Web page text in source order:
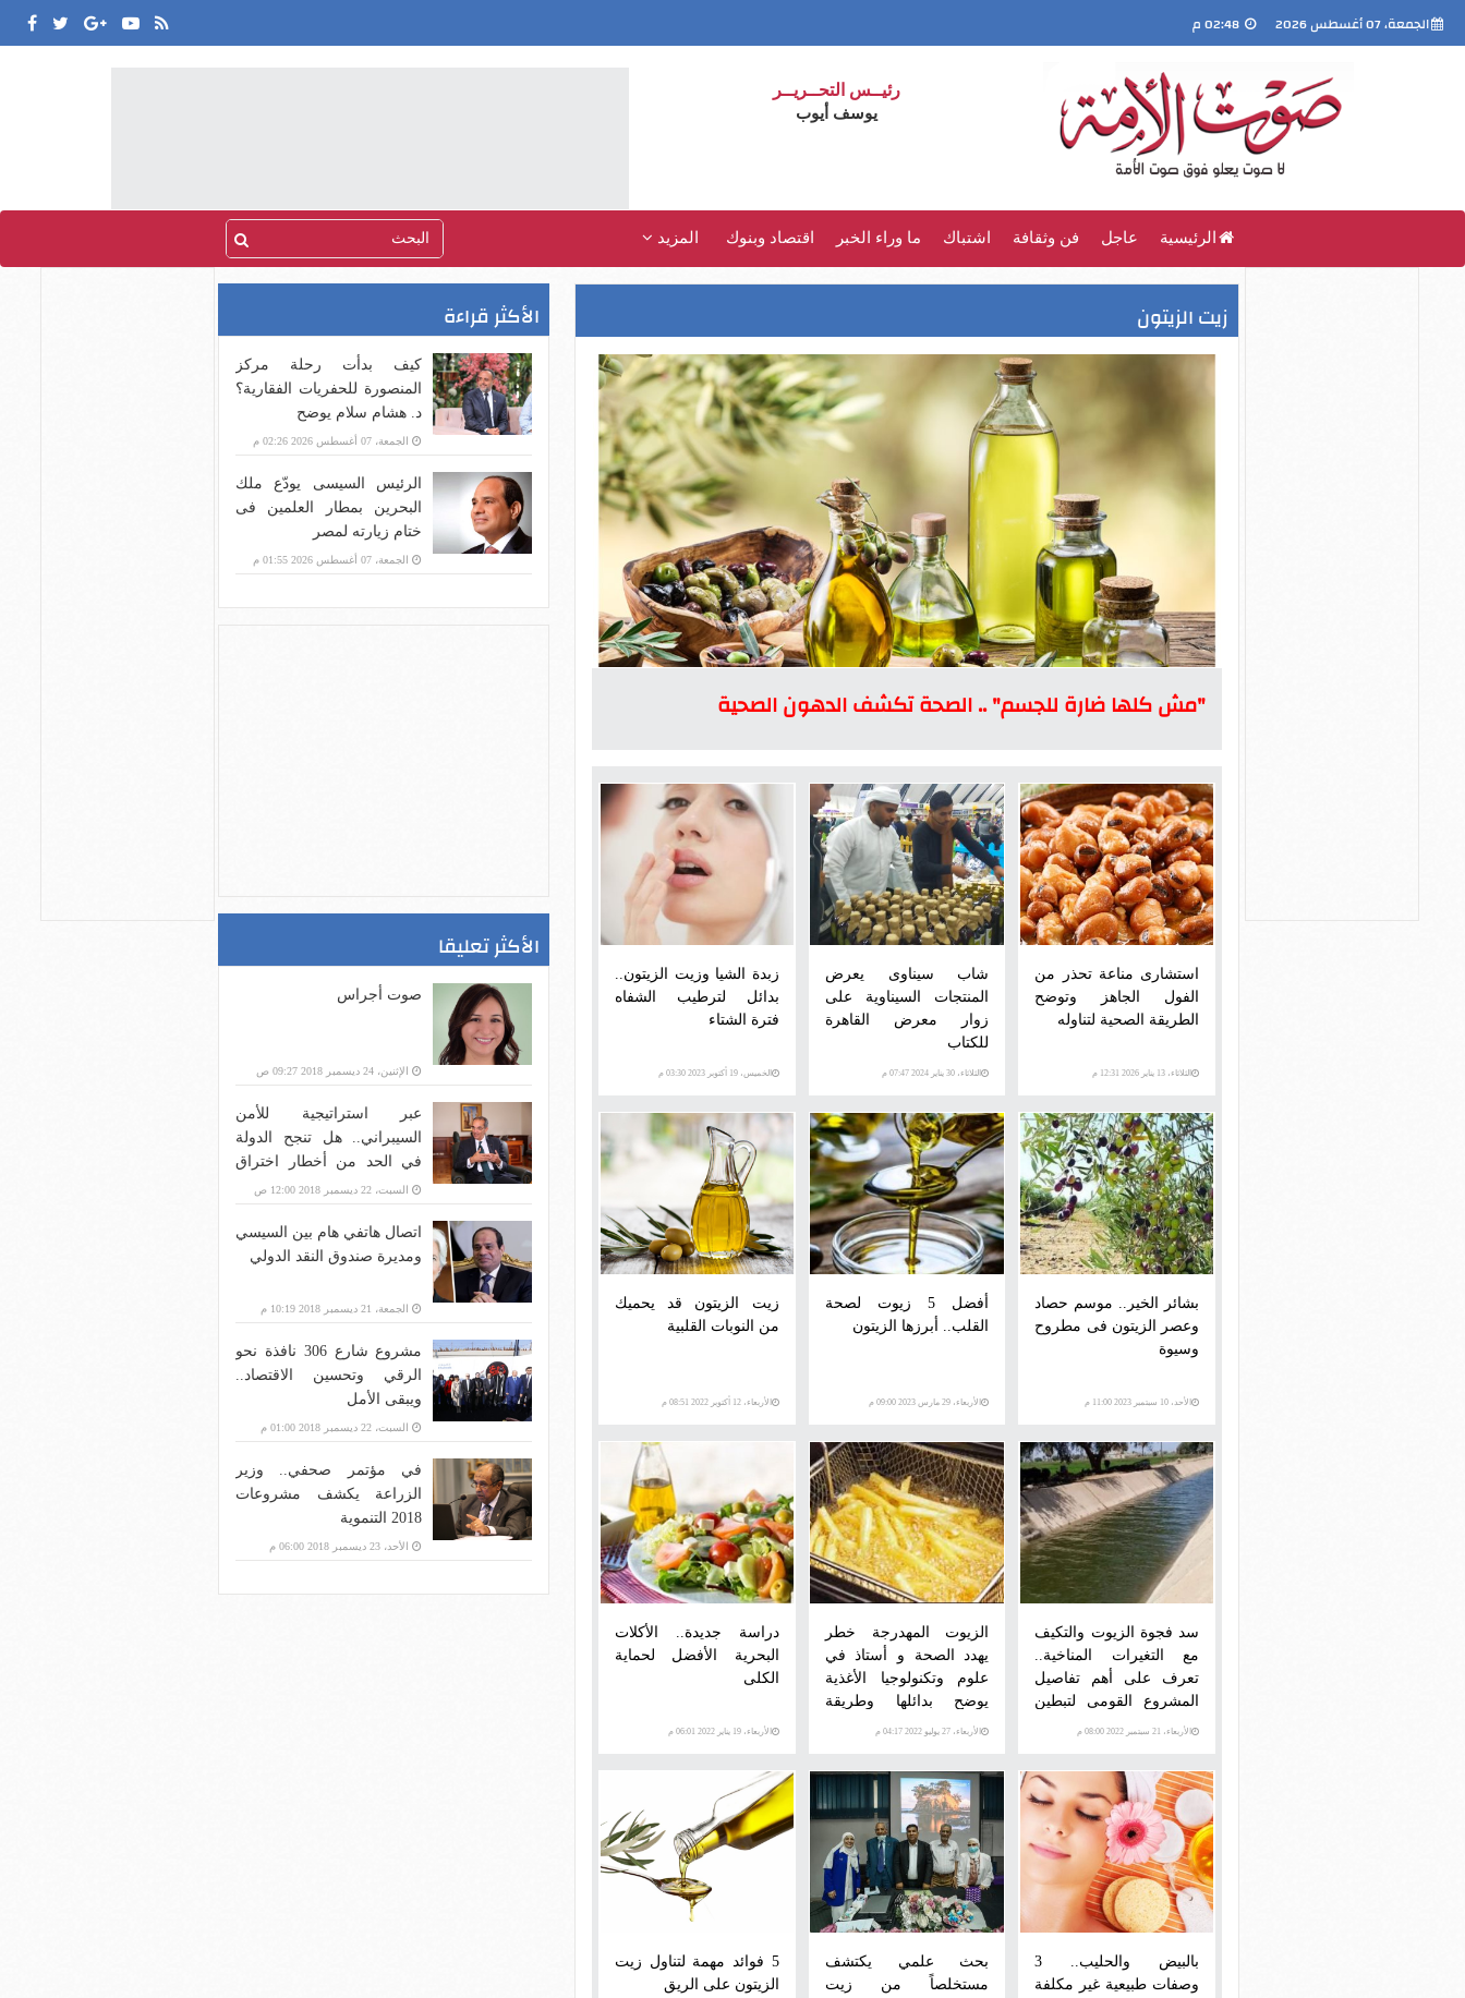
الجمعة، 07 أغسطس 2026
رئيــس التحــريــر
يوسف أيوب
الرئيسية عاجل فن وثقافة اشتباك ما وراء الخبر اقتصاد وبنوك المزيد
زيت الزيتون
"مش كلها ضارة للجسم" .. الصحة تكشف الدهون الصحية
استشارى مناعة تحذر من
الفول الجاهز وتوضح
الطريقة الصحية لتناوله
الثلاثاء، 13 يناير 2026 12:31 م
شاب سيناوى يعرض
المنتجات السيناوية على
زوار معرض القاهرة
للكتاب
الثلاثاء، 30 يناير 2024 07:47 م
زبدة الشيا وزيت الزيتون..
بدائل لترطيب الشفاه
فترة الشتاء
الخميس، 19 أكتوبر 2023 03:30 م
بشائر الخير.. موسم حصاد
وعصر الزيتون فى مطروح
وسيوة
الأحد، 10 سبتمبر 2023 11:00 م
أفضل 5 زيوت لصحة
القلب.. أبرزها الزيتون
الأربعاء، 29 مارس 2023 09:00 م
زيت الزيتون قد يحميك
من النوبات القلبية
الأربعاء، 12 أكتوبر 2022 08:51 م
سد فجوة الزيوت والتكيف
مع التغيرات المناخية..
تعرف على أهم تفاصيل
المشروع القومى لتبطين
الترع
الأربعاء، 21 سبتمبر 2022 08:00 م
الزيوت المهدرجة خطر
يهدد الصحة و أستاذ في
علوم وتكنولوجيا الأغذية
يوضح بدائلها وطريقة
التعرف علي وجودها
الأربعاء، 27 يوليو 2022 04:17 م
دراسة جديدة.. الأكلات
البحرية الأفضل لحماية
الكلى
الأربعاء، 19 يناير 2022 06:01 م
بالبيض والحليب.. 3
وصفات طبيعية غير مكلفة
بحث علمي يكتشف
مستخلصاً من زيت
5 فوائد مهمة لتناول زيت
الزيتون على الريق
الأكثر قراءة
كيف بدأت رحلة مركز
المنصورة للحفريات الفقارية؟
د. هشام سلام يوضح
الجمعة، 07 أغسطس 2026 02:26 م
الرئيس السيسى يودّع ملك
البحرين بمطار العلمين فى
ختام زيارته لمصر
الجمعة، 07 أغسطس 2026 01:55 م
الأكثر تعليقا
صوت أجراس
الإثنين، 24 ديسمبر 2018 09:27 ص
عبر استراتيجية للأمن
السيبراني.. هل تنجح الدولة
في الحد من أخطار اختراق
بنية الاتصالات؟
السبت، 22 ديسمبر 2018 12:00 ص
اتصال هاتفي هام بين السيسي
ومديرة صندوق النقد الدولي
الجمعة، 21 ديسمبر 2018 10:19 م
مشروع شارع 306 نافذة نحو
الرقي وتحسين الاقتصاد..
ويبقى الأمل
السبت، 22 ديسمبر 2018 01:00 م
في مؤتمر صحفي.. وزير
الزراعة يكشف مشروعات
2018 التنموية
الأحد، 23 ديسمبر 2018 06:00 م